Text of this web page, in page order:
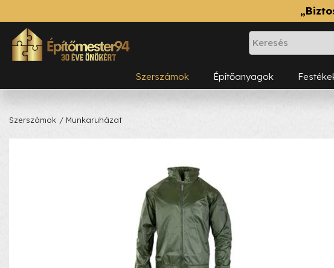
Szerszámok Építőanyagok
Szerszámok / Munkaruházat